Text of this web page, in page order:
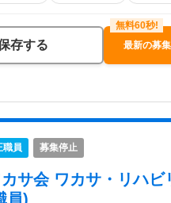
存する 最新の募
職員 募集停止
サ会 ワカサ・リハビ
員)